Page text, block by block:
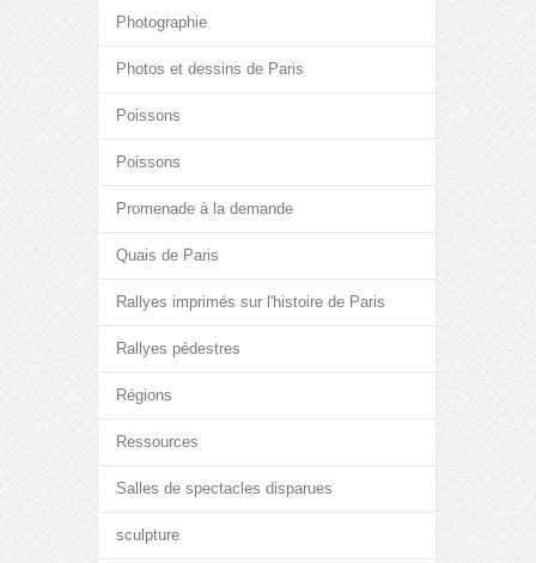
Photographie
Photos et dessins de Paris
Poissons
Poissons
Promenade à la demande
Quais de Paris
Rallyes imprimés sur l'histoire de Paris
Rallyes pédestres
Régions
Ressources
Salles de spectacles disparues
sculpture